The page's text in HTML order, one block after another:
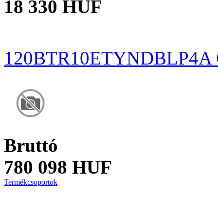
18 330 HUF
120BTR10ETYNDBLP4A
Bruttó
780 098 HUF
Termékcsoportok